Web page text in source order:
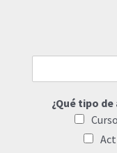
¿Qué tipo